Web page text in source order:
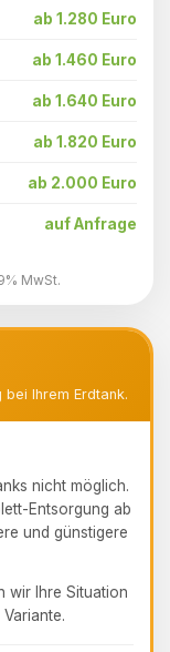
ab 1.280 Euro
ab 1.460 Euro
ab 1.640 Euro
ab 1.820 Euro
ab 2.000 Euro
auf Anfrage
MwSt.
Ihrem Erdtank.
nicht möglich.
Entsorgung ab
und günstigere
wir Ihre Situation